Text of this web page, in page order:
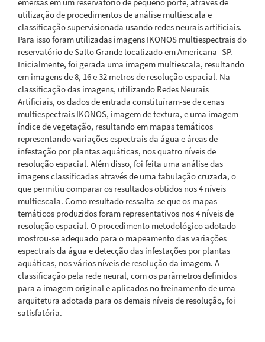
utilização de procedimentos de análise multiescala e
classificação supervisionada usando redes neurais artificiais.
Para isso foram utilizadas imagens IKONOS multiespectrais do
reservatório de Salto Grande localizado em Americana- SP.
Inicialmente, foi gerada uma imagem multiescala, resultando
em imagens de 8, 16 e 32 metros de resolução espacial. Na
classificação das imagens, utilizando Redes Neurais
Artificiais, os dados de entrada constituíram-se de cenas
multiespectrais IKONOS, imagem de textura, e uma imagem
índice de vegetação, resultando em mapas temáticos
representando variações espectrais da água e áreas de
infestação por plantas aquáticas, nos quatro níveis de
resolução espacial. Além disso, foi feita uma análise das
imagens classificadas através de uma tabulação cruzada, o
que permitiu comparar os resultados obtidos nos 4 níveis
multiescala. Como resultado ressalta-se que os mapas
temáticos produzidos foram representativos nos 4 níveis de
resolução espacial. O procedimento metodológico adotado
mostrou-se adequado para o mapeamento das variações
espectrais da água e detecção das infestações por plantas
aquáticas, nos vários níveis de resolução da imagem. A
classificação pela rede neural, com os parâmetros definidos
para a imagem original e aplicados no treinamento de uma
arquitetura adotada para os demais níveis de resolução, foi
satisfatória.